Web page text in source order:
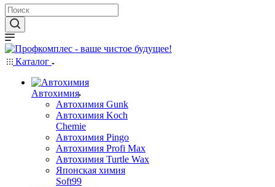
Каталог
Автохимия
Автохимия Gunk
Автохимия Koch
Chemie
Автохимия Pingo
Автохимия Profi Max
Автохимия Turtle Wax
Японская химия
Soft99